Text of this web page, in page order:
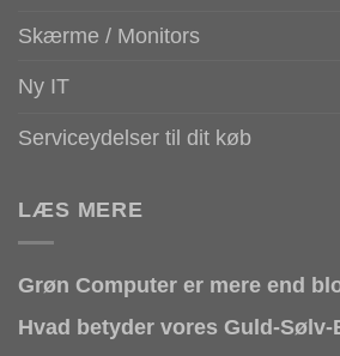
Skærme / Monitors
Ny IT
Serviceydelser til dit køb
LÆS MERE
Grøn Computer er mere end
Hvad betyder vores Guld-